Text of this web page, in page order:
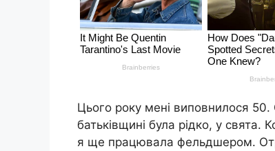
Цього року мені виповнилося 50.
батьківщині була рідко, у свята.
я ще працювала фельдшером.